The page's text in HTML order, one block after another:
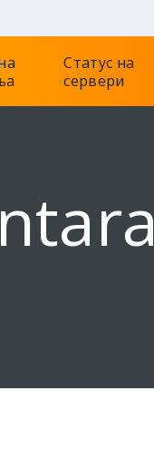
Статус на
сервери